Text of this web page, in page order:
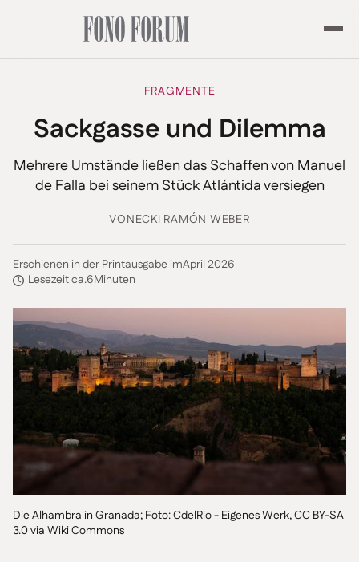
FRAGMENTE
Sackgasse und Dilemma
Mehrere Umstände ließen das Schaffen von Manuel
de Falla bei seinem Stück Atlántida versiegen
VONECKI RAMÓN WEBER
Erschienen in der Printausgabe imApril 2026
Lesezeit ca.6Minuten
Die Alhambra in Granada; Foto: CdelRio - Eigenes Werk, CC BY-SA
3.0 via Wiki Commons